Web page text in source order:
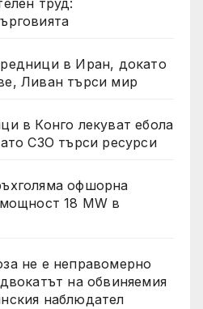
труд:
в Иран, докато
Ливан търси мир
в Конго лекуват ебола
СЗО търси ресурси
офшорна
18 MW в
не е неправомерно
на обвиняемия
наблюдател